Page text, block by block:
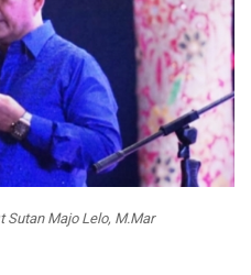
Sutan Majo Lelo, M.Mar